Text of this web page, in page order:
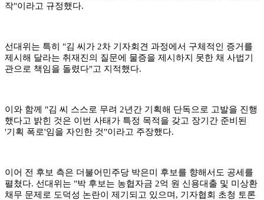
작"이라고 규정했다.
선대위는 특히 "김 씨가 2차 기자회견 과정에서 구체적인 증거를
제시해 달라는 취재진의 질문에 물증을 제시하지 못한 채 사법기
관으로 책임을 돌렸다"고 지적했다.
이와 함께 "김 씨 스스로 무려 2년간 기획해 단독으로 고발을 진행
했다고 밝힌 것은 이번 사태가 특정 목적을 갖고 장기간 준비된
'기획 폭로'임을 자인한 것"이라고 주장했다.
이어 전 후보 측은 더불어민주당 박은미 후보를 향해서도 공세를
펼쳤다. 선대위는 "박 후보는 농협자금 2억 원 신용대출 및 미상환
채무 문제로 도덕성 논란이 제기되고 있으며, 기자협회 초청 토론